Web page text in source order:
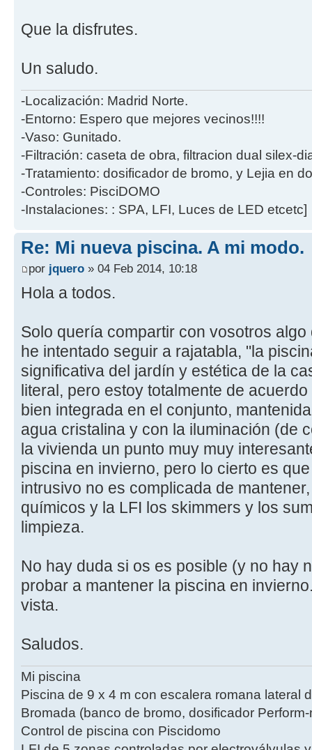
Que la disfrutes.
Un saludo.
-Localización: Madrid Norte.
-Entorno: Espero que mejores vecinos!!!!
-Vaso: Gunitado.
-Filtración: caseta de obra, filtracion dual silex-
-Tratamiento: dosificador de bromo, y Lejia en
-Controles: PisciDOMO
-Instalaciones: : SPA, LFI, Luces de LED etcetc]
Re: Mi nueva piscina. A mi modo.
por jquero » 04 Feb 2014, 10:18
Hola a todos.
Solo quería compartir con vosotros
he intentado seguir a rajatabla, "la
significativa del jardín y estética de la
literal, pero estoy totalmente de
bien integrada en el conjunto,
agua cristalina y con la iluminación (de
la vivienda un punto muy muy
piscina en invierno, pero lo cierto es
intrusivo no es complicada de
químicos y la LFI los skimmers y los
limpieza.
No hay duda si os es posible (y no hay
probar a mantener la piscina en
vista.
Saludos.
Mi piscina
Piscina de 9 x 4 m con escalera romana lateral
Bromada (banco de bromo, dosificador
Control de piscina con Piscidomo